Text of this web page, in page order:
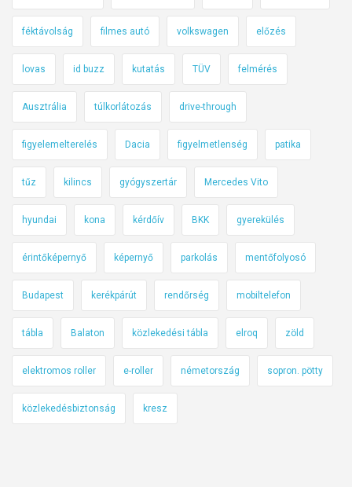
féktávolság filmes autó volkswagen előzés
lovas id buzz kutatás TÜV felmérés
Ausztrália túlkorlátozás drive-through
figyelemelterelés Dacia figyelmetlenség patika
tűz kilincs gyógyszertár Mercedes Vito
hyundai kona kérdőív BKK gyerekülés
érintőképernyő képernyő parkolás mentőfolyosó
Budapest kerékpárút rendőrség mobiltelefon
tábla Balaton közlekedési tábla elroq zöld
elektromos roller e-roller németország sopron. pötty
közlekedésbiztonság kresz